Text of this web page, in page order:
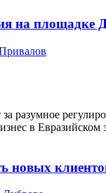
на площадке
разумное
в
новых